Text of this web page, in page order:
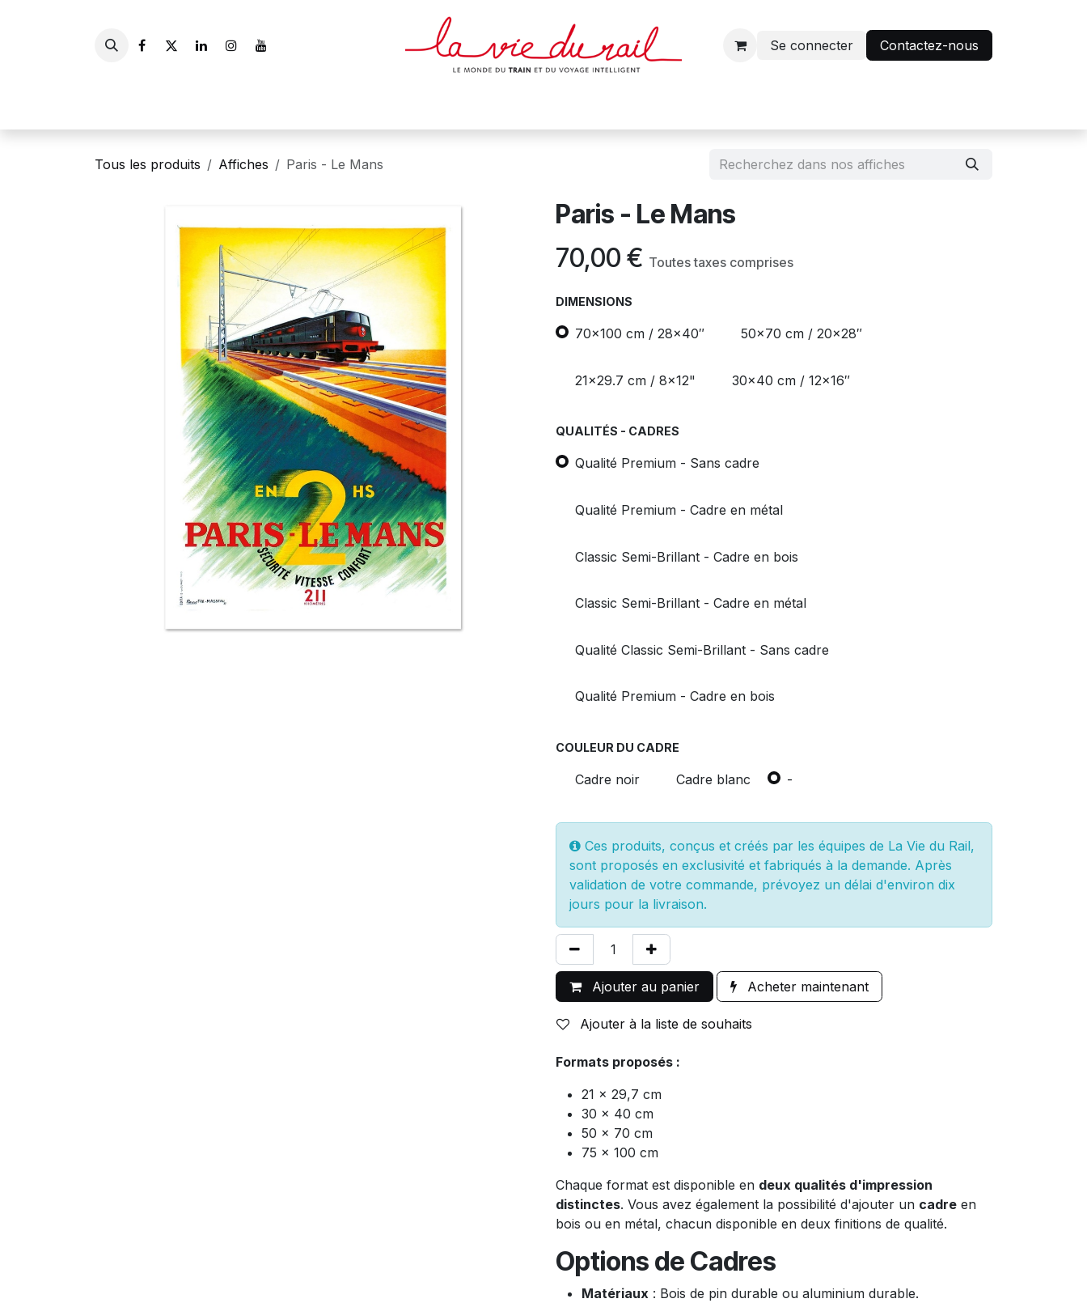
Se connecter Contactez-nous
Tous les produits Affiches Paris - Le Mans
Paris - Le Mans
70,00 € Toutes taxes comprises
DIMENSIONS
70x100 cm / 28x40″ 50x70 cm / 20x28″
21x29.7 cm / 8x12" 30x40 cm / 12x16″
QUALITÉS - CADRES
Qualité Premium - Sans cadre
Qualité Premium - Cadre en métal
Classic Semi-Brillant - Cadre en bois
Classic Semi-Brillant - Cadre en métal
Qualité Classic Semi-Brillant - Sans cadre
Qualité Premium - Cadre en bois
COULEUR DU CADRE
Cadre noir Cadre blanc -
Ces produits, conçus et créés par les équipes de La Vie du Rail,
sont proposés en exclusivité et fabriqués à la demande. Après
validation de votre commande, prévoyez un délai d'environ dix
jours pour la livraison.
Ajouter au panier Acheter maintenant
Ajouter à la liste de souhaits
Formats proposés :
21 x 29,7 cm
30 x 40 cm
50 x 70 cm
75 x 100 cm
Chaque format est disponible en deux qualités d'impression
distinctes. Vous avez également la possibilité d'ajouter un cadre en
bois ou en métal, chacun disponible en deux finitions de qualité.
Options de Cadres
Matériaux : Bois de pin durable ou aluminium durable.